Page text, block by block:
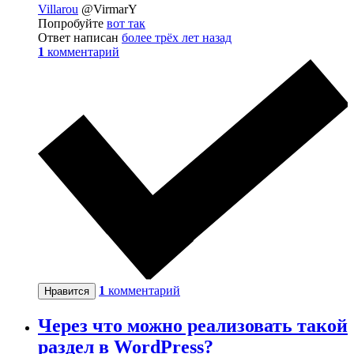
Villarou @VirmarY
Попробуйте вот так
Ответ написан более трёх лет назад
1 комментарий
Нравится 1 комментарий
Через что можно реализовать такой
раздел в WordPress?